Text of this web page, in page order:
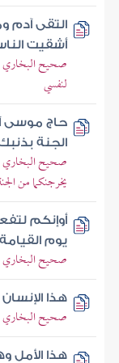
التقى آدم
أشقيت
صحيح البخاري
لنفسي
حاج موسى
الجنة
صحيح البخاري
يخرجنكما من
أوإنكم
يوم
صحيح البخاري
هذا
صحيح البخاري
هذا الأمل